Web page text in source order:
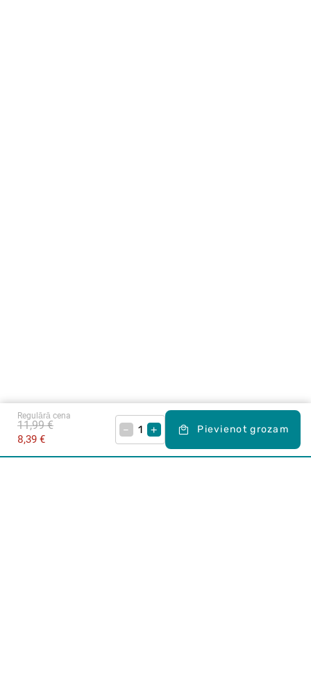
Regulārā cena
8,39 €
11,99 € – + Pievienot grozam